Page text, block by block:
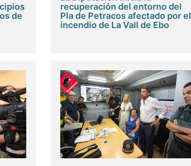
de
recuperación del entorno del
Pla de Petracos afectado por el
incendio de La Vall de Ebo